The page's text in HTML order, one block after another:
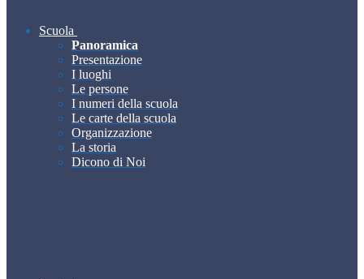
Scuola
Panoramica
Presentazione
I luoghi
Le persone
I numeri della scuola
Le carte della scuola
Organizzazione
La storia
Dicono di Noi